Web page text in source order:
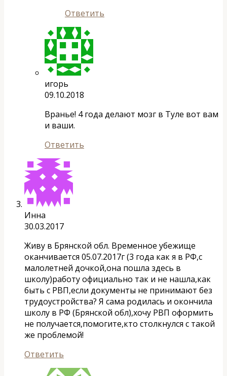
Ответить
игорь
09.10.2018
Вранье! 4 года делают мозг в Туле вот вам
и ваши.
Ответить
Инна
30.03.2017
Живу в Брянской обл. Временное убежище
оканчивается 05.07.2017г (3 года как я в РФ,с
малолетней дочкой,она пошла здесь в
школу)работу официально так и не нашла,как
быть с РВП,если документы не принимают без
трудоустройства? Я сама родилась и окончила
школу в РФ (Брянской обл),хочу РВП оформить
не получается,помогите,кто столкнулся с такой
же проблемой!
Ответить